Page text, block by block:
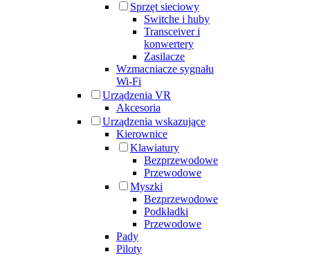
Sprzęt sieciowy
Switche i huby
Transceiver i
konwertery
Zasilacze
Wzmacniacze sygnału
Wi-Fi
Urządzenia VR
Akcesoria
Urządzenia wskazujące
Kierownice
Klawiatury
Bezprzewodowe
Przewodowe
Myszki
Bezprzewodowe
Podkładki
Przewodowe
Pady
Piloty